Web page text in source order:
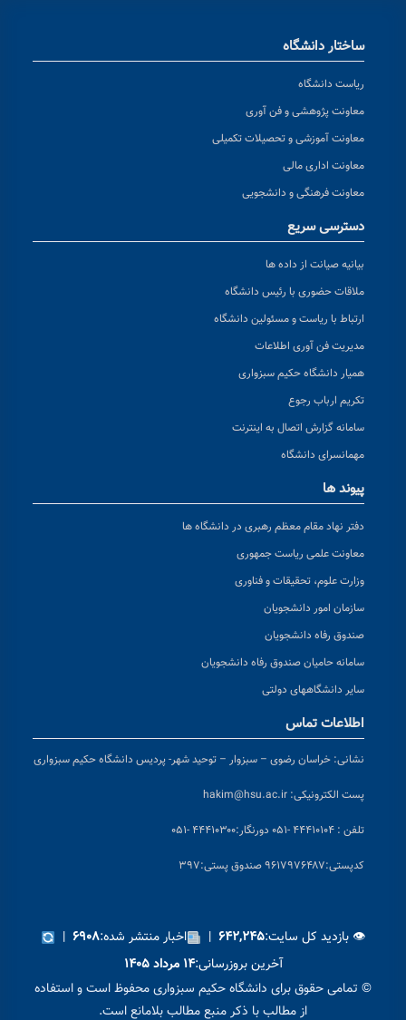
ساختار دانشگاه
ریاست دانشگاه
معاونت پژوهشی و فن آوری
معاونت آموزشی و تحصیلات تکمیلی
معاونت اداری مالی
معاونت فرهنگی و دانشجویی
دسترسی سریع
بیانیه صیانت از داده ها
ملاقات حضوری با رئیس دانشگاه
ارتباط با ریاست و مسئولین دانشگاه
مدیریت فن آوری اطلاعات
همیار دانشگاه حکیم سبزواری
تکریم ارباب رجوع
سامانه گزارش اتصال به اینترنت
مهمانسرای دانشگاه
پیوند ها
دفتر نهاد مقام معظم رهبری در دانشگاه ها
معاونت علمی ریاست جمهوری
وزارت علوم، تحقیقات و فناوری
سازمان امور دانشجویان
صندوق رفاه دانشجویان
سامانه حامیان صندوق رفاه دانشجویان
سایر دانشگاههای دولتی
اطلاعات تماس
نشانی: خراسان رضوی – سبزوار – توحید شهر- پردیس دانشگاه حکیم سبزواری
پست الکترونیکی: hakim@hsu.ac.ir
تلفن : ۴۴۴۱۰۱۰۴ -۰۵۱ دورنگار:۴۴۴۱۰۳۰۰ -۰۵۱
کدپستی:۹۶۱۷۹۷۶۴۸۷ صندوق پستی:۳۹۷
👁 بازدید کل سایت:۶۴۲,۲۴۵ | اخبار منتشر شده:۶۹۰۸ |
آخرین بروزرسانی:۱۴ مرداد ۱۴۰۵
© تمامی حقوق برای دانشگاه حکیم سبزواری محفوظ است و استفاده
از مطالب با ذکر منبع مطالب بلامانع است.